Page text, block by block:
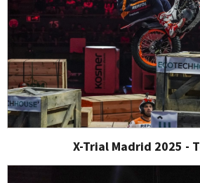
X-Trial Madrid 2025 -